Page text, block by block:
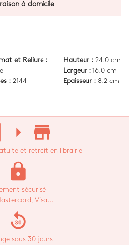
à domicile
et Reliure :
: 2144
Hauteur :24.0 cm
Largeur :16.0 cm
Epaisseur :8.2 cm
arrow_right store_mall_directory
et retrait en librairie
lock
sécurisé
Visa...
replay_30
sous 30 jours